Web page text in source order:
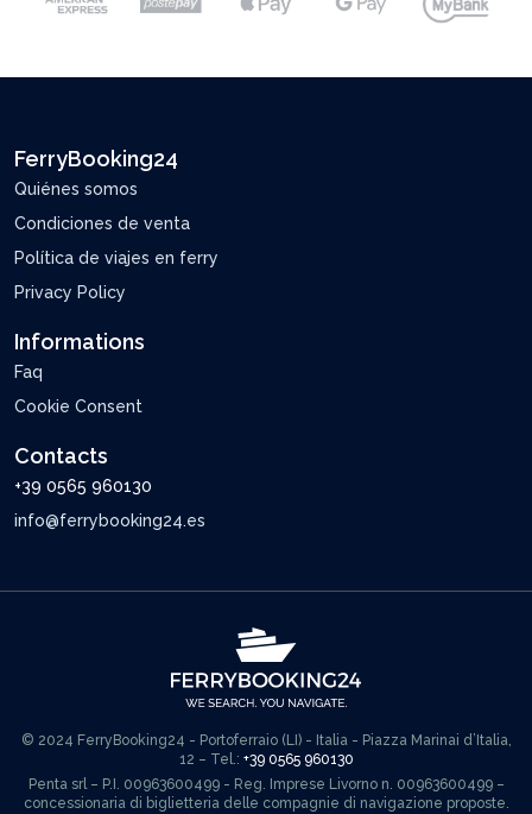
FerryBooking24
Quiénes somos
Condiciones de venta
Política de viajes en ferry
Privacy Policy
Informations
Faq
Cookie Consent
Contacts
+39 0565 960130
info@ferrybooking24.es
© 2024 FerryBooking24 - Portoferraio (LI) - Italia - Piazza Marinai d’Italia,
12 – Tel.: +39 0565 960130
Penta srl – P.I. 00963600499 - Reg. Imprese Livorno n. 00963600499 –
concessionaria di biglietteria delle compagnie di navigazione proposte.